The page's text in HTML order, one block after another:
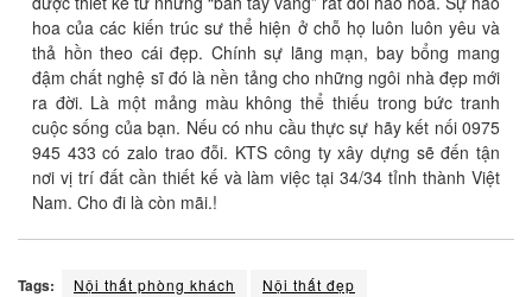
hoa của các kiến trúc sư thể hiện ở chỗ họ luôn luôn yêu và
thả hồn theo cái đẹp. Chính sự lãng mạn, bay bổng mang
đậm chất nghệ sĩ đó là nền tảng cho những ngôi nhà đẹp mới
ra đời. Là một mảng màu không thể thiếu trong bức tranh
cuộc sống của bạn. Nếu có nhu cầu thực sự hãy kết nối 0975
945 433 có zalo trao đỗi. KTS công ty xây dựng sẽ đến tận
nơi vị trí đất cần thiết kế và làm việc tại 34/34 tỉnh thành Việt
Nam. Cho đi là còn mãi.!
Tags: Nội thất phòng khách
Nội thất đẹp